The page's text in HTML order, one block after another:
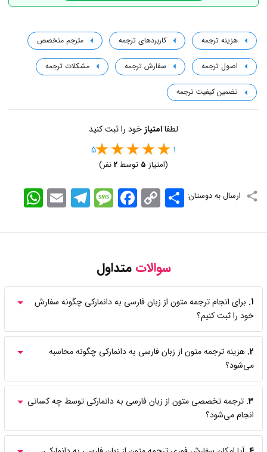
هزینه ترجمه کاربردهای ترجمه مترجم متخصص
اصول ترجمه سفارش ترجمه مشکلات ترجمه
تضمین کیفیت ترجمه
لطفاامتیاز خود را ثبت کنید
1
5
(امتیاز 5 توسط2نفر)
ارسال به دوستان: WhatsApp EmailTelegramMessageFacebook Copy
Link
اشتراک
سوالاتمتداول
1. برای انجام ترجمه متون از زبان فارسی به دانمارکی چگونه سفارش
خود را ثبت کنیم؟
2. هزینه ترجمه متون از زبان فارسی به دانمارکی چگونه محاسبه
می‌شود؟
3. ترجمه تخصصی متون از زبان فارسی به دانمارکی توسط چه کسانی
انجام می‌شود؟